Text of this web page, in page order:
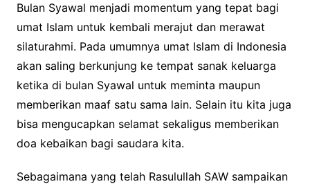
Bulan Syawal menjadi momentum yang tepat bagi
umat Islam untuk kembali merajut dan merawat
silaturahmi. Pada umumnya umat Islam di Indonesia
akan saling berkunjung ke tempat sanak keluarga
ketika di bulan Syawal untuk meminta maupun
memberikan maaf satu sama lain. Selain itu kita juga
bisa mengucapkan selamat sekaligus memberikan
doa kebaikan bagi saudara kita.
Sebagaimana yang telah Rasulullah SAW sampaikan